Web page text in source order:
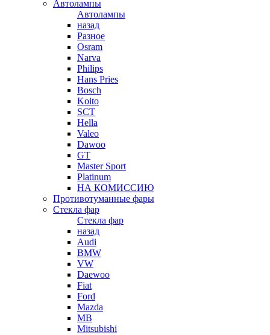
Автолампы
Автолампы
назад
Разное
Osram
Narva
Philips
Hans Pries
Bosch
Koito
SCT
Hella
Valeo
Dawoo
GT
Master Sport
Platinum
НА КОМИССИЮ
Противотуманные фары
Стекла фар
Стекла фар
назад
Audi
BMW
VW
Daewoo
Fiat
Ford
Mazda
MB
Mitsubishi